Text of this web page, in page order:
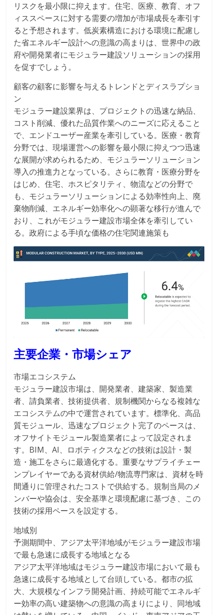
リスクを最小限に抑えます。住宅、医療、教育、オフ
ィススペースに対する需要の増加が市場成長を牽引す
ると予想されます。低炭素構造における環境に配慮し
た省エネルギー設計への意識の高まりは、世界中の政
府や開発業者にモジュラー建設ソリューションの採用
を促すでしょう。
顧客の顧客に影響を与えるトレンドとディスラプショ
ン
モジュラー建設業界は、プロジェクトの迅速な納品、
コスト削減、優れた品質作業へのニーズに応えること
で、エンドユーザー産業を牽引している。医療・教育
分野では、現場運営への影響を最小限に抑えつつ迅速
な展開が求められるため、モジュラーソリューション
導入の推進力となっている。さらに教育・医療分野を
はじめ、住宅、ホスピタリティ、物流などの分野で
も、モジュラーソリューションによる効率性向上、廃
棄物削減、エネルギー効率化への顕著な移行が進んで
おり、これがモジュラー建設市場全体を牽引してい
る。政府による手頃な価格の住宅関連施策も
主要企業・市場シェア
市場エコシステム
モジュラー建設市場は、開発業者、建築家、製造業
者、請負業者、技術提供者、規制機関からなる複雑な
エコシステムの中で運営されています。標準化、高品
質モジュール、迅速なプロジェクト完了のペースは、
オフサイトモジュール製造業者によって設定されま
す。BIM、AI、ロボティクスなどの技術は設計・製
造・施工をさらに最適化する。重要なサプライチェー
ンプレイヤーである資材供給/物流専門家は、資材を時
間通りに管理されたコストで供給する。規制当局のメ
ンバーや協会は、安全基準と環境配慮に基づき、この
技術の採用ペースを設定する。
地域別
予測期間中、アジア太平洋地域がモジュラー建設市場
で最も急速に成長する地域となる
アジア太平洋地域はモジュラー建設市場において最も
急速に成長する地域として台頭している。都市の拡
大、大規模なインフラ開発計画、持続可能でエネルギ
ー効率の高い建築物への意識の高まりにより、同地域